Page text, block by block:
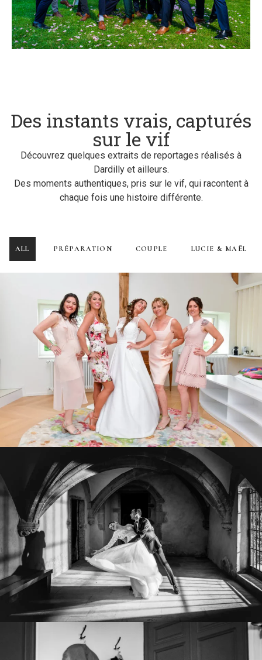
Des instants vrais, capturés
sur le vif
Découvrez quelques extraits de reportages réalisés à
Dardilly et ailleurs.
Des moments authentiques, pris sur le vif, qui racontent à
chaque fois une histoire différente.
ALL PRÉPARATION COUPLE LUCIE & MAËL